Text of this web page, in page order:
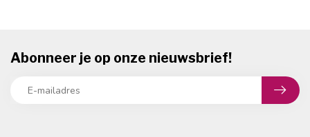
Abonneer je op onze nieuwsbrief!